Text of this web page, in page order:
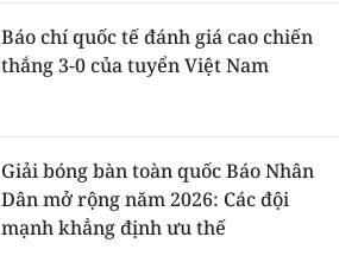
Báo chí quốc tế đánh giá cao chiến
thắng 3-0 của tuyển Việt Nam
Giải bóng bàn toàn quốc Báo Nhân
Dân mở rộng năm 2026: Các đội
mạnh khẳng định ưu thế